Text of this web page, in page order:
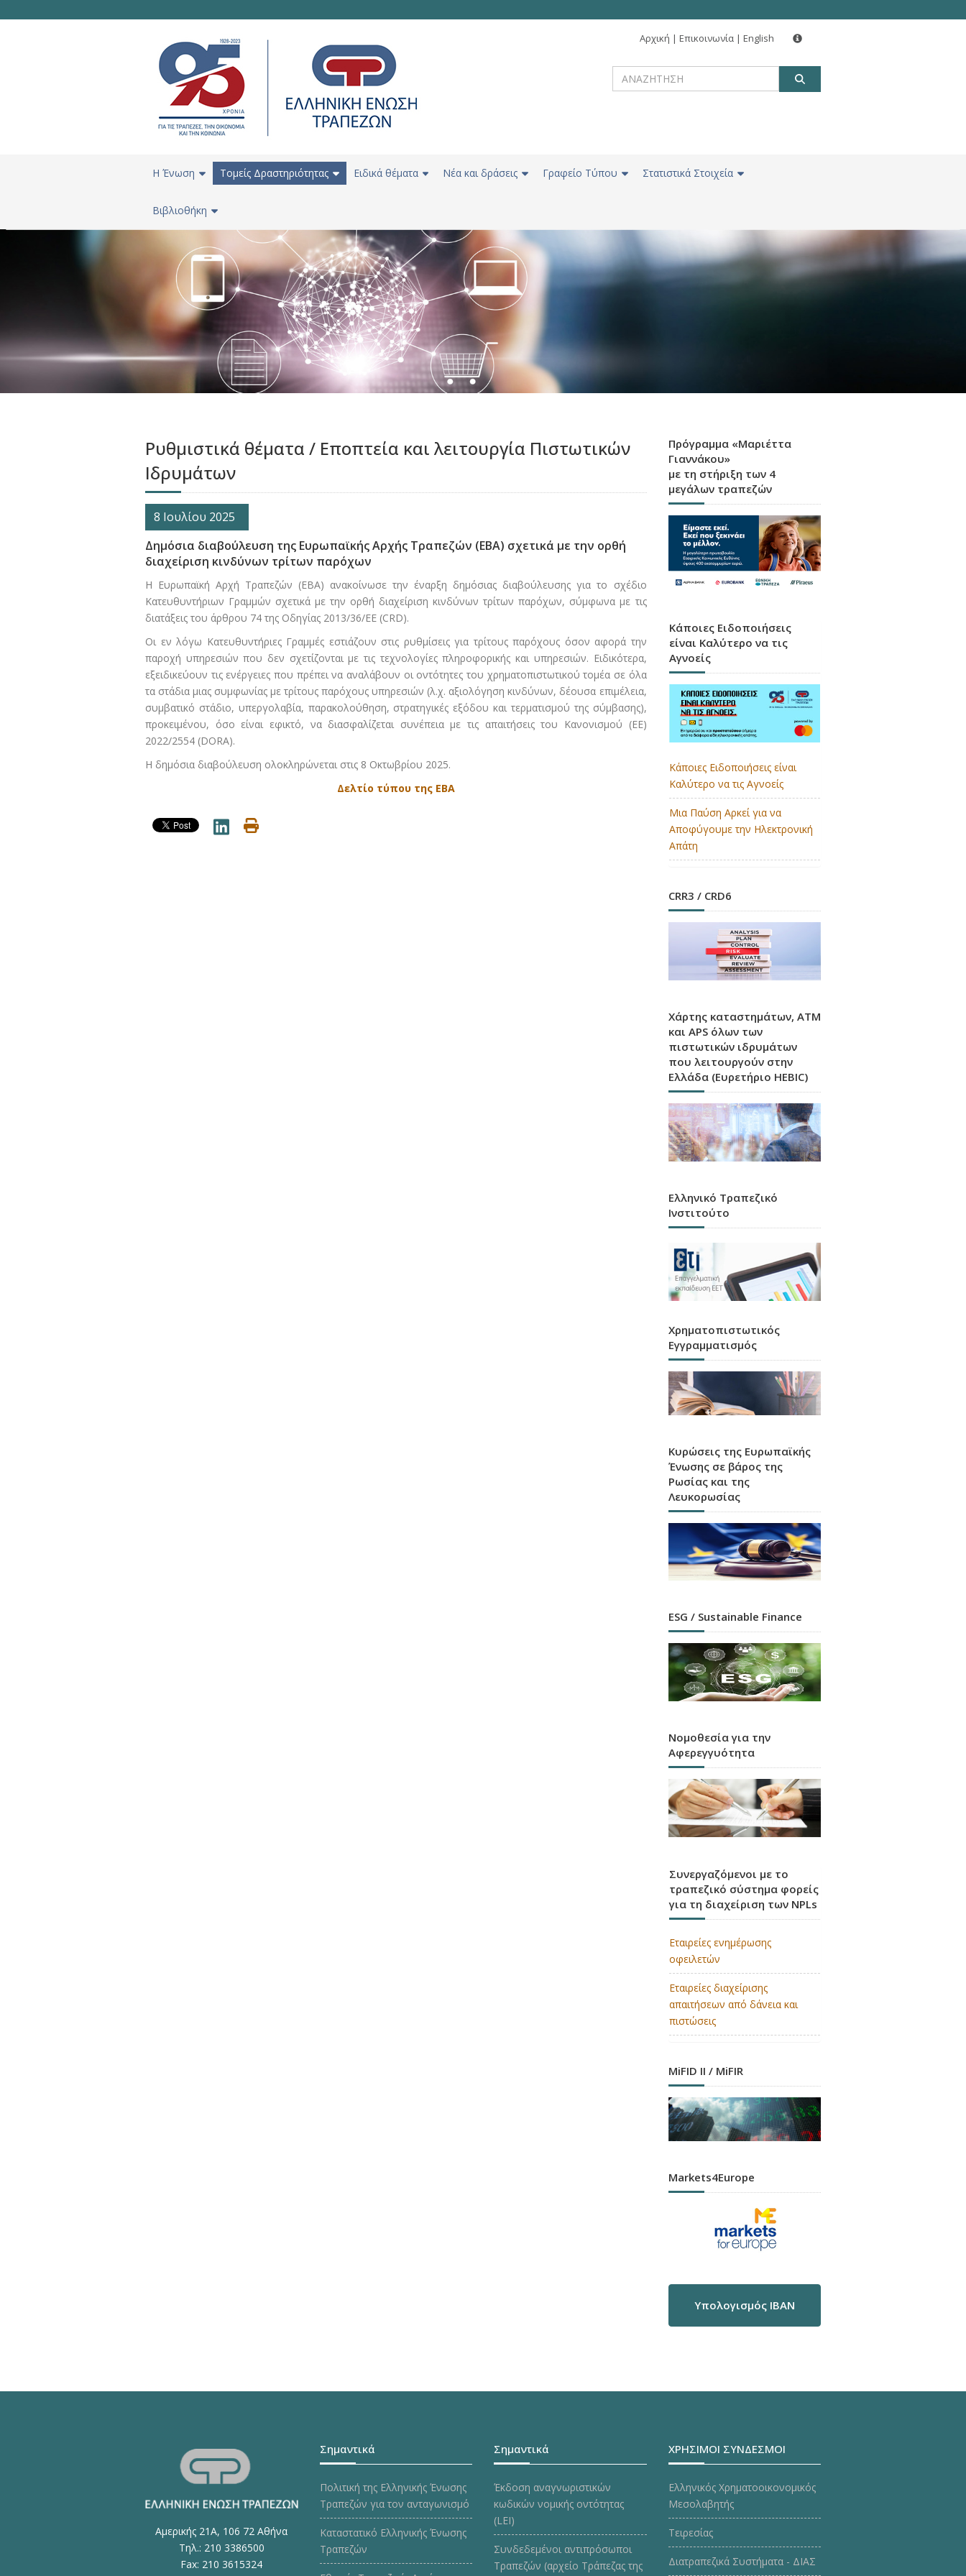
Αρχική | Επικοινωνία | English
H Ένωση Τομείς Δραστηριότητας Ειδικά θέματα Νέα και δράσεις Γραφείο Τύπου Στατιστικά Στοιχεία
Βιβλιοθήκη
Ρυθμιστικά θέματα / Eποπτεία και λειτουργία Πιστωτικών
Ιδρυμάτων
8 Ιουλίου 2025
Δημόσια διαβούλευση της Ευρωπαϊκής Αρχής Τραπεζών (ΕΒΑ) σχετικά με την ορθή
διαχείριση κινδύνων τρίτων παρόχων
Η Ευρωπαϊκή Αρχή Τραπεζών (ΕΒΑ) ανακοίνωσε την έναρξη δημόσιας διαβούλευσης για το σχέδιο
Κατευθυντήριων Γραμμών σχετικά με την ορθή διαχείριση κινδύνων τρίτων παρόχων, σύμφωνα με τις
διατάξεις του άρθρου 74 της Οδηγίας 2013/36/ΕΕ (CRD).
Οι εν λόγω Κατευθυντήριες Γραμμές εστιάζουν στις ρυθμίσεις για τρίτους παρόχους όσον αφορά την
παροχή υπηρεσιών που δεν σχετίζονται με τις τεχνολογίες πληροφορικής και υπηρεσιών. Ειδικότερα,
εξειδικεύουν τις ενέργειες που πρέπει να αναλάβουν οι οντότητες του χρηματοπιστωτικού τομέα σε όλα
τα στάδια μιας συμφωνίας με τρίτους παρόχους υπηρεσιών (λ.χ. αξιολόγηση κινδύνων, δέουσα επιμέλεια,
συμβατικό στάδιο, υπεργολαβία, παρακολούθηση, στρατηγικές εξόδου και τερματισμού της σύμβασης),
προκειμένου, όσο είναι εφικτό, να διασφαλίζεται συνέπεια με τις απαιτήσεις του Κανονισμού (ΕΕ)
2022/2554 (DORA).
Η δημόσια διαβούλευση ολοκληρώνεται στις 8 Οκτωβρίου 2025.
Δελτίο τύπου της ΕΒΑ
Πρόγραμμα «Μαριέττα
Γιαννάκου»
με τη στήριξη των 4
μεγάλων τραπεζών
Κάποιες Ειδοποιήσεις
είναι Καλύτερο να τις
Αγνοείς
Κάποιες Ειδοποιήσεις είναι
Καλύτερο να τις Αγνοείς
Μια Παύση Αρκεί για να
Αποφύγουμε την Ηλεκτρονική
Απάτη
CRR3 / CRD6
Χάρτης καταστημάτων, ATM
και APS όλων των
πιστωτικών ιδρυμάτων
που λειτουργούν στην
Ελλάδα (Ευρετήριο HEBIC)
Ελληνικό Τραπεζικό
Ινστιτούτο
Χρηματοπιστωτικός
Εγγραμματισμός
Κυρώσεις της Ευρωπαϊκής
Ένωσης σε βάρος της
Ρωσίας και της
Λευκορωσίας
ESG / Sustainable Finance
Νομοθεσία για την
Αφερεγγυότητα
Συνεργαζόμενοι με το
τραπεζικό σύστημα φορείς
για τη διαχείριση των NPLs
Εταιρείες ενημέρωσης
οφειλετών
Εταιρείες διαχείρισης
απαιτήσεων από δάνεια και
πιστώσεις
MiFID II / MiFIR
Markets4Europe
Υπολογισμός IBAN
Αμερικής 21Α, 106 72 Αθήνα
Τηλ.: 210 3386500
Fax: 210 3615324
Σημαντικά
Πολιτική της Ελληνικής Ένωσης
Τραπεζών για τον ανταγωνισμό
Καταστατικό Ελληνικής Ένωσης
Τραπεζών
Σημαντικά
Έκδοση αναγνωριστικών
κωδικών νομικής οντότητας
(LEI)
Συνδεδεμένοι αντιπρόσωποι
Τραπεζών (αρχείο Τράπεζας της
ΧΡΗΣΙΜΟΙ ΣΥΝΔΕΣΜΟΙ
Ελληνικός Χρηματοοικονομικός
Μεσολαβητής
Τειρεσίας
Διατραπεζικά Συστήματα - ΔΙΑΣ